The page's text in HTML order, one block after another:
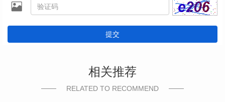
提交
相关推荐
RELATED TO RECOMMEND